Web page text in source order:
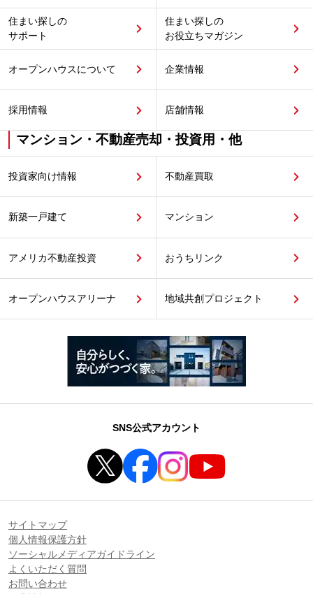
住まい探しの
サポート
住まい探しの
お役立ちマガジン
オープンハウスについて 企業情報
採用情報 店舗情報
マンション・不動産売却・投資用・他
投資家向け情報 不動産買取
新築一戸建て マンション
アメリカ不動産投資 おうちリンク
オープンハウスアリーナ 地域共創プロジェクト
SNS公式アカウント
サイトマップ
個人情報保護方針
ソーシャルメディアガイドライン
よくいただく質問
お問い合わせ